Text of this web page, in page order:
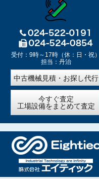
受付：9時～17時（休：日・祝）
担当：丹治
中古機械見積・お探し代行
今すぐ査定
工場設備をまとめて査定